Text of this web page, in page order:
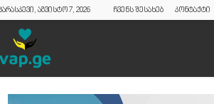
აგვისტო 7, 2026 ჩვენს შესახებ კონტაქტი